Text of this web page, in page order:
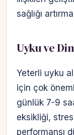
sağlığı
Uyku ve
Yeterli uyku
için çok
günlük 7-9
eksikliği,
performansı